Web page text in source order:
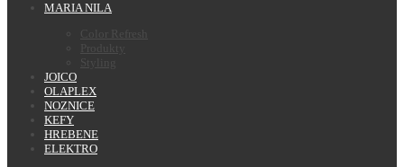
MARIA NILA
Color Refresh
Produkty
Styling
JOICO
OLAPLEX
NOZNICE
KEFY
HREBENE
ELEKTRO